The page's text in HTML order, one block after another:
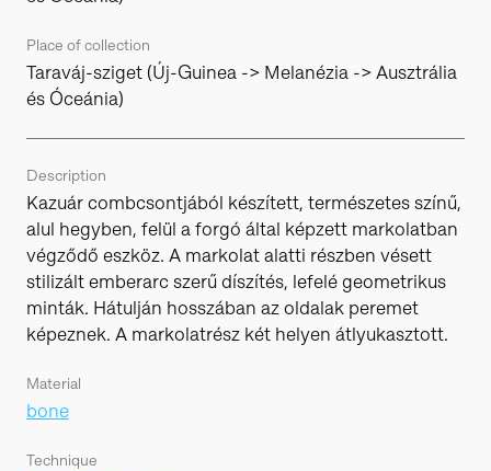
Place of collection
Taraváj-sziget (Új-Guinea -> Melanézia -> Ausztrália
és Óceánia)
Description
Kazuár combcsontjából készített, természetes színű,
alul hegyben, felül a forgó által képzett markolatban
végződő eszköz. A markolat alatti részben vésett
stilizált emberarc szerű díszítés, lefelé geometrikus
minták. Hátulján hosszában az oldalak peremet
képeznek. A markolatrész két helyen átlyukasztott.
Material
bone
Technique